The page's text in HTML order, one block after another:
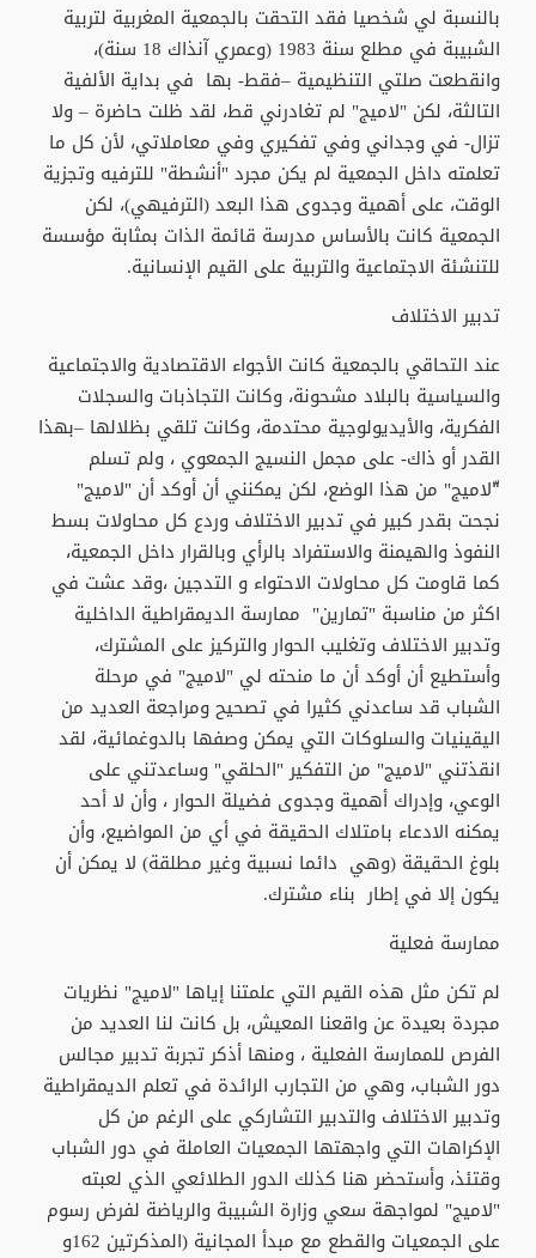
بالنسبة لي شخصيا فقد التحقت بالجمعية المغربية لتربية
الشبيبة في مطلع سنة 1983 (وعمري آنذاك 18 سنة)،
وانقطعت صلتي التنظيمية –فقط- بها في بداية الألفية
التالثة، لكن "لاميج" لم تغادرني قط، لقد ظلت حاضرة – ولا
تزال- في وجداني وفي تفكيري وفي معاملاتي، لأن كل ما
تعلمته داخل الجمعية لم يكن مجرد "أنشطة" للترفيه وتجزية
الوقت، على أهمية وجدوى هذا البعد (الترفيهي)، لكن
الجمعية كانت بالأساس مدرسة قائمة الذات بمثابة مؤسسة
للتنشئة الاجتماعية والتربية على القيم الإنسانية.
تدبير الاختلاف
عند التحاقي بالجمعية كانت الأجواء الاقتصادية والاجتماعية
والسياسية بالبلاد مشحونة، وكانت التجاذبات والسجلات
الفكرية، والأيديولوجية محتدمة، وكانت تلقي بظلالها –بهذا
القدر أو ذاك- على مجمل النسيج الجمعوي ، ولم تسلم
"ّلاميج" من هذا الوضع، لكن يمكنني أن أوكد أن "لاميج"
نجحت بقدر كبير في تدبير الاختلاف وردع كل محاولات بسط
النفوذ والهيمنة والاستفراد بالرأي وبالقرار داخل الجمعية،
كما قاومت كل محاولات الاحتواء و التدجين ،وقد عشت في
اكثر من مناسبة "تمارين" ممارسة الديمقراطية الداخلية
وتدبير الاختلاف وتغليب الحوار والتركيز على المشترك،
وأستطيع أن أوكد أن ما منحته لي "لاميج" في مرحلة
الشباب قد ساعدني كثيرا في تصحيح ومراجعة العديد من
اليقينيات والسلوكات التي يمكن وصفها بالدوغمائية، لقد
انقذتني "لاميج" من التفكير "الحلقي" وساعدتني على
الوعي، وإدراك أهمية وجدوى فضيلة الحوار ، وأن لا أحد
يمكنه الادعاء بامتلاك الحقيقة في أي من المواضيع، وأن
بلوغ الحقيقة (وهي دائما نسبية وغير مطلقة) لا يمكن أن
يكون إلا في إطار بناء مشترك.
ممارسة فعلية
لم تكن مثل هذه القيم التي علمتنا إياها "لاميج" نظريات
مجردة بعيدة عن واقعنا المعيش، بل كانت لنا العديد من
الفرص للممارسة الفعلية ، ومنها أذكر تجربة تدبير مجالس
دور الشباب، وهي من التجارب الرائدة في تعلم الديمقراطية
وتدبير الاختلاف والتدبير التشاركي على الرغم من كل
الإكراهات التي واجهتها الجمعيات العاملة في دور الشباب
وقتئذ، وأستحضر هنا كذلك الدور الطلائعي الذي لعبته
"لاميج" لمواجهة سعي وزارة الشبيبة والرياضة لفرض رسوم
على الجمعيات والقطع مع مبدأ المجانية (المذكرتين 162و